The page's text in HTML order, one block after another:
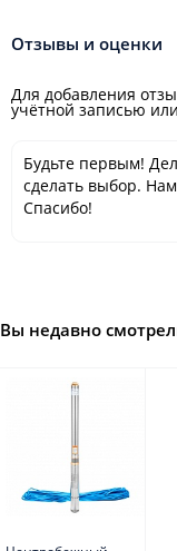
Отзывы и оценки
Для добавления
учётной записью
Будьте первым!
сделать выбор.
Спасибо!
Вы недавно